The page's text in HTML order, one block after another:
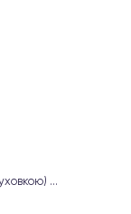
...